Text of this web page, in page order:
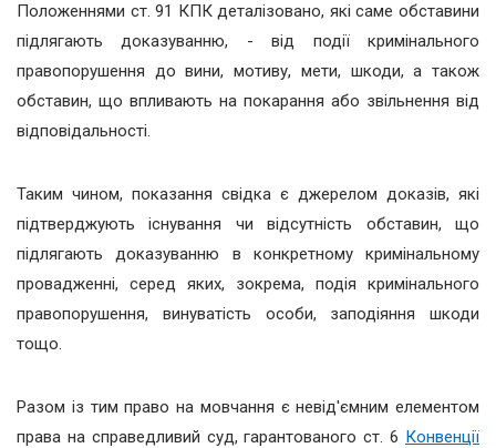
Положеннями ст. 91 КПК деталізовано, які саме обставини
підлягають доказуванню, - від події кримінального
правопорушення до вини, мотиву, мети, шкоди, а також
обставин, що впливають на покарання або звільнення від
відповідальності.
Таким чином, показання свідка є джерелом доказів, які
підтверджують існування чи відсутність обставин, що
підлягають доказуванню в конкретному кримінальному
провадженні, серед яких, зокрема, подія кримінального
правопорушення, винуватість особи, заподіяння шкоди
тощо.
Разом із тим право на мовчання є невід'ємним елементом
права на справедливий суд, гарантованого ст. 6 Конвенції